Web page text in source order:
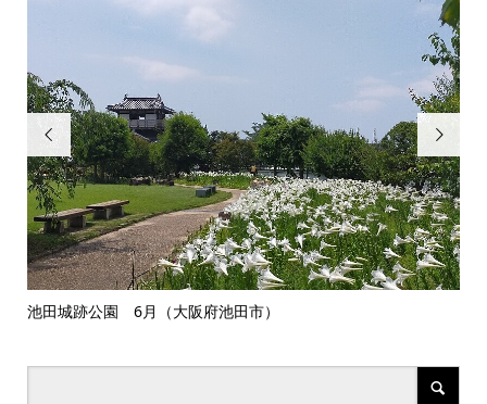

池田城跡公園 6月（大阪府池田市）
